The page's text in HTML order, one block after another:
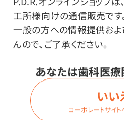
工所様向けの通信販売です
一般の方への情報提供およ
んので、ご了承ください。
あなたは歯科医療
いい
コーポレートサイ
まるで、みかんのミニチュア出
れる、かわいいパッケージ。
個包装（パウチ）タイプなので